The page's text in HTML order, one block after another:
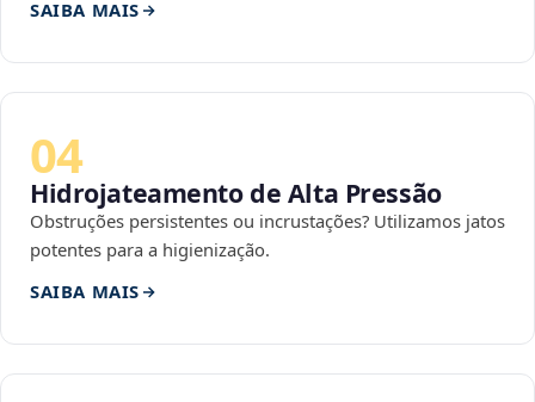
SAIBA MAIS
04
Hidrojateamento de Alta Pressão
Obstruções persistentes ou incrustações? Utilizamos jatos
potentes para a higienização.
SAIBA MAIS